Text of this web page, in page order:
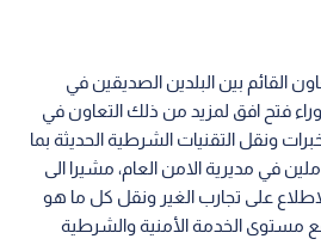
القائم بين البلدين الصديقين في
فتح افق لمزيد من ذلك التعاون في
ونقل التقنيات الشرطية الحديثة بما
في مديرية الامن العام، مشيرا الى
على تجارب الغير ونقل كل ما هو
مستوى الخدمة الأمنية والشرطية